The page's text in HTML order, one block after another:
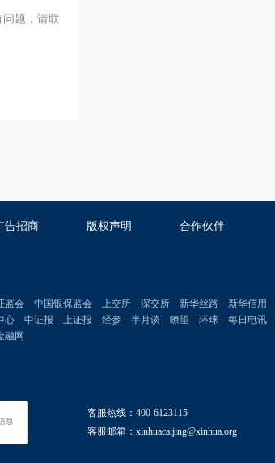
题，请联
告招商 版权声明 合作伙伴
监会 中国银保监会 上交所 深交所 新华丝路 新华信用
心
中证报 上证报 经参 半月谈 瞭望 环球 每日电讯
融网
客服热线：400-6123115
客服邮箱：xinhuacaijing@xinhua.org